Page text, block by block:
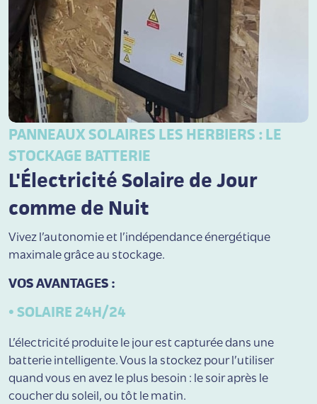
PANNEAUX SOLAIRES LES HERBIERS : LE
STOCKAGE BATTERIE
L'Électricité Solaire de Jour
comme de Nuit
Vivez l’autonomie et l’indépendance énergétique
maximale grâce au stockage.
VOS AVANTAGES :
•SOLAIRE 24H/24
L’électricité produite le jour est capturée dans une
batterie intelligente. Vous la stockez pour l’utiliser
quand vous en avez le plus besoin : le soir après le
coucher du soleil, ou tôt le matin.